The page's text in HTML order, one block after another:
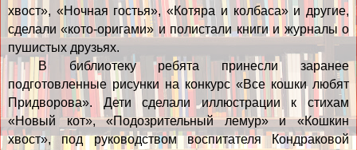
хвост», «Ночная гостья», «Котяра и колбаса» и другие,
сделали «кото-оригами» и полистали книги и журналы о
пушистых друзьях.
В библиотеку ребята принесли заранее
подготовленные рисунки на конкурс «Все кошки любят
Придворова». Дети сделали иллюстрации к стихам
«Новый кот», «Подозрительный лемур» и «Кошкин
хвост», под руководством воспитателя Кондраковой